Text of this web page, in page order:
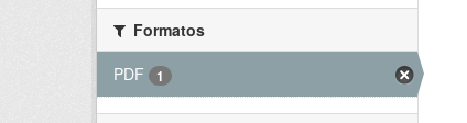
Formatos
PDF
1